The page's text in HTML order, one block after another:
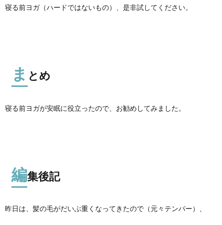
寝る前ヨガ（ハードではないもの）、是非試してください。
ま とめ
寝る前ヨガが安眠に役立ったので、お勧めしてみました。
編集後記
昨日は、髪の毛がだいぶ重くなってきたので（元々テンパー）、